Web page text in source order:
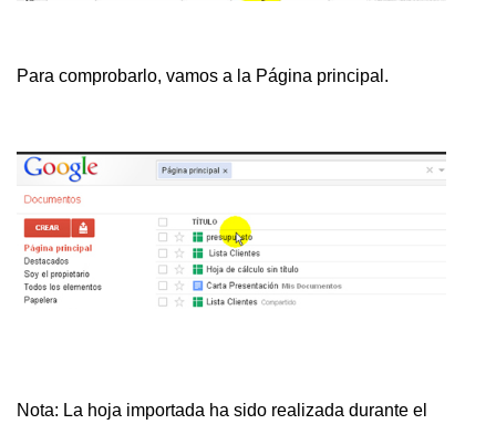
Para comprobarlo, vamos a la Página principal.
Nota: La hoja importada ha sido realizada durante el